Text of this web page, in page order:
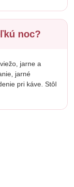
noc?
jarne a
jarné
pri káve. Stôl